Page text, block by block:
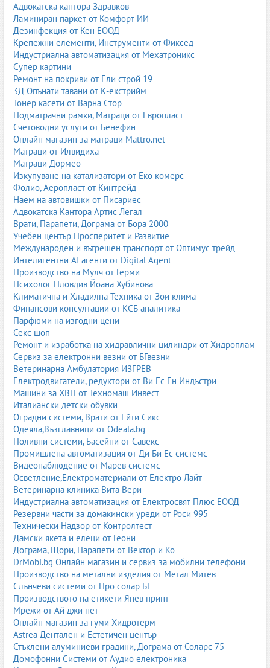
Адвокатска кантора Здравков
Ламиниран паркет от Комфорт ИИ
Дезинфекция от Кен ЕООД
Крепежни елементи, Инструменти от Фиксед
Индустриална автоматизация от Мехатроникс
Супер картини
Ремонт на покриви от Ели строй 19
3Д Опънати тавани от К-екстрийм
Тонер касети от Варна Стор
Подматрачни рамки, Матраци от Европласт
Счетоводни услуги от Бенефин
Онлайн магазин за матраци Mattro.net
Матраци от Илвидиха
Матраци Дормео
Изкупуване на катализатори от Еко комерс
Фолио, Аеропласт от Кинтрейд
Наем на автовишки от Писариес
Адвокатска Кантора Артис Легал
Врати, Парапети, Дограма от Бора 2000
Учебен център Просперитет и Развитие
Международен и вътрешен транспорт от Оптимус трейд
Интелигентни AI агенти от Digital Agent
Производство на Мулч от Герми
Психолог Пловдив Йоана Хубинова
Климатична и Хладилна Техника от Зои клима
Финансови консултации от КСБ аналитика
Парфюми на изгодни цени
Секс шоп
Ремонт и изработка на хидравлични цилиндри от Хидроплам
Сервиз за електронни везни от БГвезни
Ветеринарна Амбулатория ИЗГРЕВ
Електродвигатели, редуктори от Ви Ес Ен Индъстри
Машини за ХВП от Техномаш Инвест
Италиански детски обувки
Оградни системи, Врати от Ейти Сикс
Одеяла,Възглавници от Odeala.bg
Поливни системи, Басейни от Савекс
Промишлена автоматизация от Ди Би Ес системс
Видеонаблюдение от Марев системс
Осветление,Електроматериали от Електро Лайт
Ветеринарна клиника Вита Вери
Индустриална автоматизация от Електросвят Плюс ЕООД
Резервни части за домакински уреди от Роси 995
Технически Надзор от Контролтест
Дамски якета и елеци от Геони
Дограма, Щори, Парапети от Вектор и Ко
DrMobi.bg Онлайн магазин и сервиз за мобилни телефони
Производство на метални изделия от Метал Митев
Слънчеви системи от Про солар БГ
Производството на етикети Янев принт
Мрежи от Ай джи нет
Онлайн магазин за гуми Хидротерм
Astrea Дентален и Естетичен център
Стъклени алуминиеви градини, Дограма от Соларс 75
Домофонни Системи от Аудио електроника